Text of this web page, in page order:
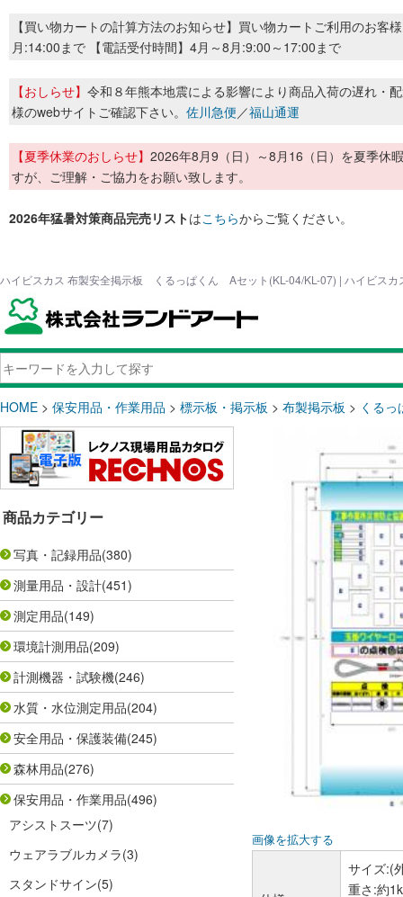
【買い物カートの計算方法のお知らせ】買い物カートご利用のお客
月:14:00まで 【電話受付時間】4月～8月:9:00～17:00まで
【おしらせ】 令和８年熊本地震による影響により商品入荷の遅れ・
様のwebサイトご確認下さい。 佐川急便／福山通運
【夏季休業のおしらせ】 2026年8月9（日）～8月16（日）を夏季休
すが、ご理解・ご協力をお願い致します。
2026年猛暑対策商品完売リストはこちらからご覧ください。
ハイビスカス 布製安全掲示板 くるっぱくん Aセット(KL-04/KL-07) | ハイビスカ
HOME > 保安用品・作業用品 > 標示板・掲示板 > 布製掲示板 > くるっ
商品カテゴリー
写真・記録用品(380)
測量用品・設計(451)
測定用品(149)
環境計測用品(209)
計測機器・試験機(246)
水質・水位測定用品(204)
安全用品・保護装備(245)
森林用品(276)
保安用品・作業用品(496)
アシストスーツ(7)
ウェアラブルカメラ(3)
スタンドサイン(5)
画像を拡大する
サイズ:(
重さ:約